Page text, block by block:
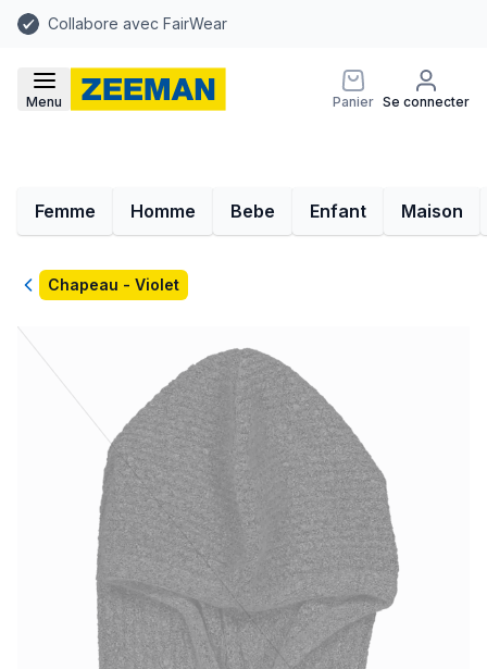
Collabore avec FairWear
Menu Panier Se connecter
Femme Homme Bebe Enfant Maison
RetourChapeau - Violet